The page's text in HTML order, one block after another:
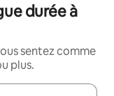
durée à
sentez comme
plus.